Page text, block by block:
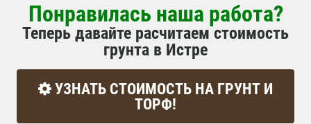
Понравилась наша работа?
Теперь давайте расчитаем стоимость
грунта в Истре
УЗНАТЬ СТОИМОСТЬ НА ГРУНТ И
ТОРФ!